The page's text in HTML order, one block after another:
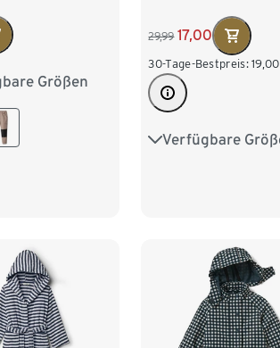
Größen
98/104
29,99 17,00
30-Tage-Bestpreis: 19,00
Verfügbare
98/104 110/116